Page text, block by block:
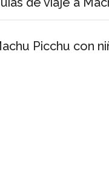
Picchu con